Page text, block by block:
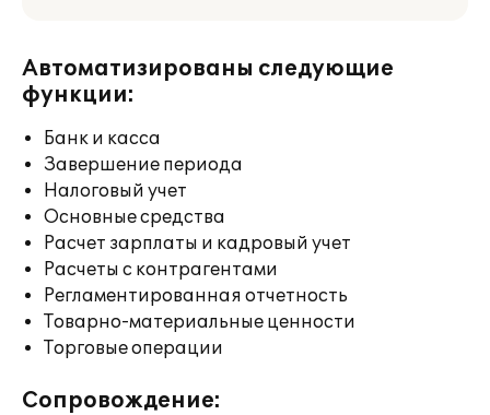
Автоматизированы следующие
функции:
Банк и касса
Завершение периода
Налоговый учет
Основные средства
Расчет зарплаты и кадровый учет
Расчеты с контрагентами
Регламентированная отчетность
Товарно-материальные ценности
Торговые операции
Сопровождение: